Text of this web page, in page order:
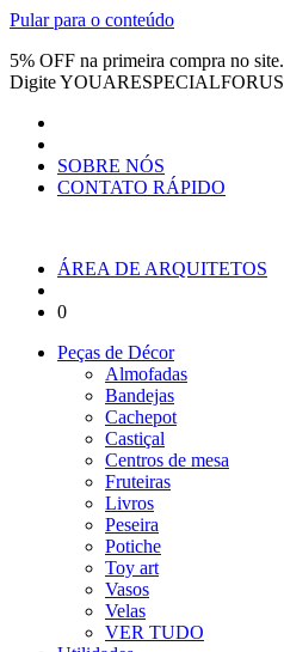
Pular para o conteúdo
5% OFF na primeira compra no site.
DigiteYOUARESPECIALFORUS
SOBRE NÓS
CONTATO RÁPIDO
ÁREA DE ARQUITETOS
0
Peças de Décor
Almofadas
Bandejas
Cachepot
Castiçal
Centros de mesa
Fruteiras
Livros
Peseira
Potiche
Toy art
Vasos
Velas
VER TUDO